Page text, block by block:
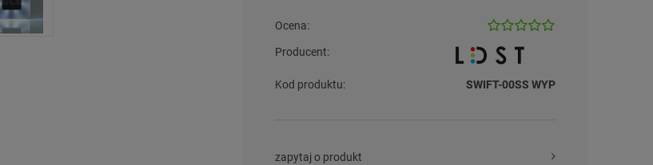
Ocena:
Producent:
Kod produktu: SWIFT-00SS WYP
zapytaj o produkt